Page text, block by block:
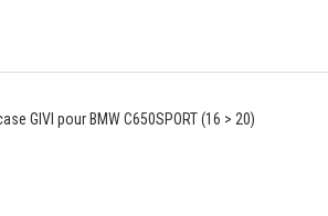
GIVI pour BMW C650SPORT (16 > 20)